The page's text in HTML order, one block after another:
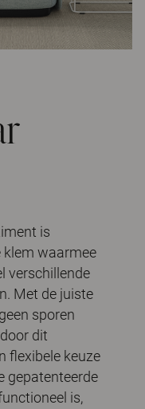
is
klem waarmee
verschillende
Met de juiste
sporen
dit
flexibele keuze
gepatenteerde
is,